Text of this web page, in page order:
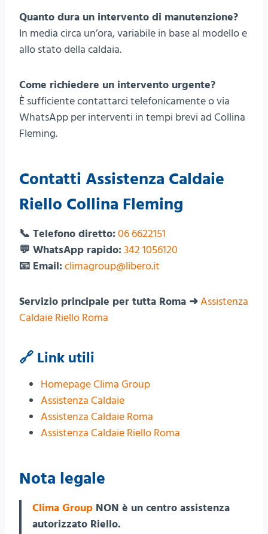
Quanto dura un intervento di manutenzione?
In media circa un’ora, variabile in base al modello e
allo stato della caldaia.
Come richiedere un intervento urgente?
È sufficiente contattarci telefonicamente o via
WhatsApp per interventi in tempi brevi ad Collina
Fleming.
Contatti Assistenza Caldaie
Riello Collina Fleming
📞 Telefono diretto: 06 6622151
💬 WhatsApp rapido: 342 1056120
📧 Email: climagroup@libero.it
Servizio principale per tutta Roma ➜Assistenza
Caldaie Riello Roma
🔗 Link utili
Homepage Clima Group
Assistenza Caldaie
Assistenza Caldaie Roma
Assistenza Caldaie Riello Roma
Nota legale
Clima Group NON è un centro assistenza
autorizzato Riello.